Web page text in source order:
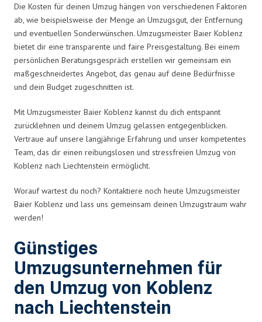
Die Kosten für deinen Umzug hängen von verschiedenen Faktoren
ab, wie beispielsweise der Menge an Umzugsgut, der Entfernung
und eventuellen Sonderwünschen. Umzugsmeister Baier Koblenz
bietet dir eine transparente und faire Preisgestaltung. Bei einem
persönlichen Beratungsgespräch erstellen wir gemeinsam ein
maßgeschneidertes Angebot, das genau auf deine Bedürfnisse
und dein Budget zugeschnitten ist.
Mit Umzugsmeister Baier Koblenz kannst du dich entspannt
zurücklehnen und deinem Umzug gelassen entgegenblicken.
Vertraue auf unsere langjährige Erfahrung und unser kompetentes
Team, das dir einen reibungslosen und stressfreien Umzug von
Koblenz nach Liechtenstein ermöglicht.
Worauf wartest du noch? Kontaktiere noch heute Umzugsmeister
Baier Koblenz und lass uns gemeinsam deinen Umzugstraum wahr
werden!
Günstiges
Umzugsunternehmen für
den Umzug von Koblenz
nach Liechtenstein